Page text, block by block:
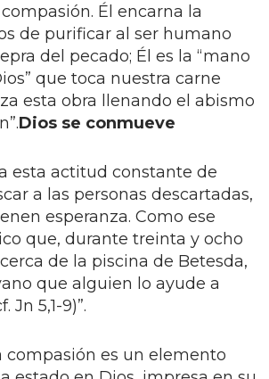
Él encarna la
de purificar al ser humano
del pecado; Él es la “mano
que toca nuestra carne
esta obra llenando el abismo
Dios se conmueve
esta actitud constante de
a las personas descartadas,
esperanza. Como ese
que, durante treinta y ocho
de la piscina de Betesda,
que alguien lo ayude a
Jn 5,1-9)”.
compasión es un elemento